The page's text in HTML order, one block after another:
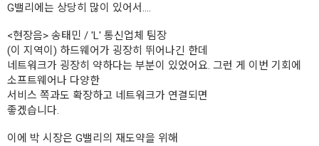
G밸리에는 상당히 많이 있어서….
<현장음> 송태민 / 'L' 통신업체 팀장
(이 지역이) 하드웨어가 굉장히 뛰어나긴 한데
네트워크가 굉장히 약하다는 부분이 있었어요. 그런 게 이번 기회에
소프트웨어나 다양한
서비스 쪽과도 확장하고 네트워크가 연결되면
좋겠습니다.
이에 박 시장은 G밸리의 재도약을 위해